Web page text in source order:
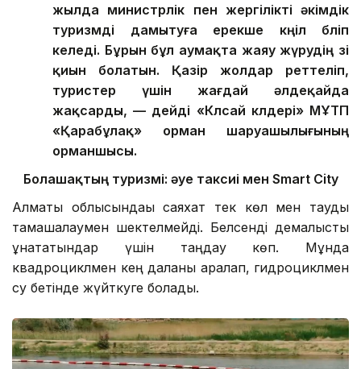
жылда министрлік пен жергілікті әкімдік
туризмді дамытуға ерекше көңіл бөліп
келеді. Бұрын бұл аумақта жаяу жүрудің өзі
қиын болатын. Қазір жолдар реттеліп,
туристер үшін жағдай әлдеқайда
жақсарды, — дейді «Көлсай көлдері» МҰТП
«Қарабұлақ» орман шаруашылығының
орманшысы.
Болашақтың туризмі: әуе таксиі мен Smart City
Алматы облысындағы саяхат тек көл мен тауды
тамашалаумен шектелмейді. Белсенді демалысты
ұнататындар үшін таңдау көп. Мұнда
квадроциклмен кең даланы аралап, гидроциклмен
су бетінде жүйткуге болады.